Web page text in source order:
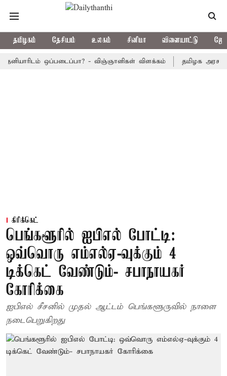
தமிழகம் தேசியம் உலகம் சினிமா விளையாட்டு
ஒப்படைப்பா? - விஞ்ஞானிகள் விளக்கம் தமிழக அரசு பஸ்கள்
கிரிக்கெட்
பெங்களூரில் ஐபிஎல் போட்டி:
ஒவ்வொரு எம்எல்ஏ-வுக்கும் 4
டிக்கெட் வேண்டும்- சபாநாயகர்
கோரிக்கை
ஐபிஎல் சீசனில் முதல் ஆட்டம் பெங்களூருவில் நாளை
நடைபெறுகிறது